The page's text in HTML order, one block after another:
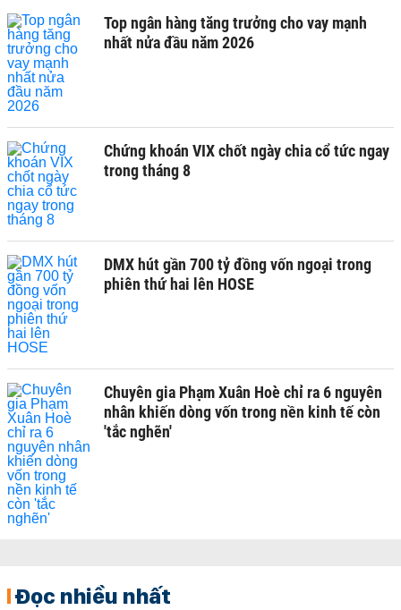
Top ngân hàng tăng trưởng cho vay mạnh
nhất nửa đầu năm 2026
Chứng khoán VIX chốt ngày chia cổ tức ngay
trong tháng 8
DMX hút gần 700 tỷ đồng vốn ngoại trong
phiên thứ hai lên HOSE
Chuyên gia Phạm Xuân Hoè chỉ ra 6 nguyên
nhân khiến dòng vốn trong nền kinh tế còn
'tắc nghẽn'
Đọc nhiều nhất